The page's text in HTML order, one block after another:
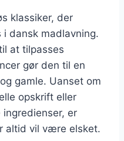
klassiker, der
dansk madlavning.
at tilpasses
gør den til en
gamle. Uanset om
opskrift eller
er
altid vil være elsket.